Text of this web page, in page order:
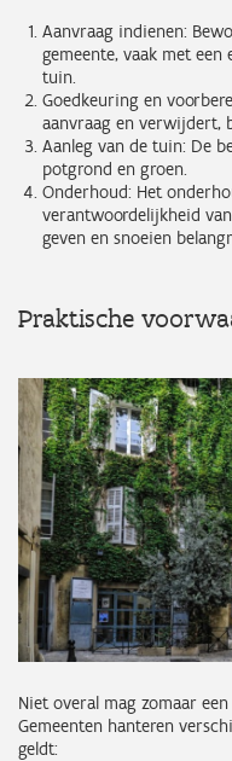
Aanvraag indienen:
gemeente, vaak met een
tuin.
Goedkeuring en
aanvraag en verwijdert,
Aanleg van de tuin: De
potgrond en groen.
Onderhoud: Het
verantwoordelijkheid
geven en snoeien
Praktische
Niet overal mag zomaar
Gemeenten hanteren
geldt: